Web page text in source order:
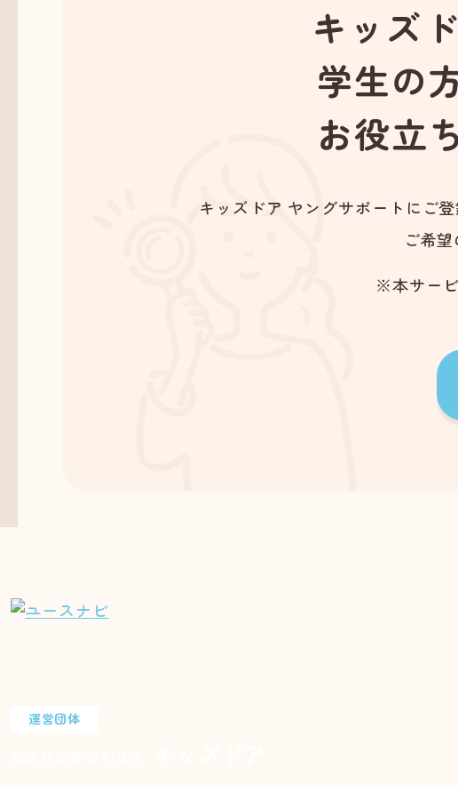
キッズ
学生の
お役立
キッズドア ヤングサポートにご
ご希
※本サービ
運営団体